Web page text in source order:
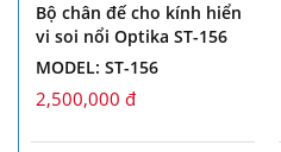
Bộ chân đế cho kính hiển
vi soi nổi Optika ST-156
MODEL: ST-156
2,500,000 đ